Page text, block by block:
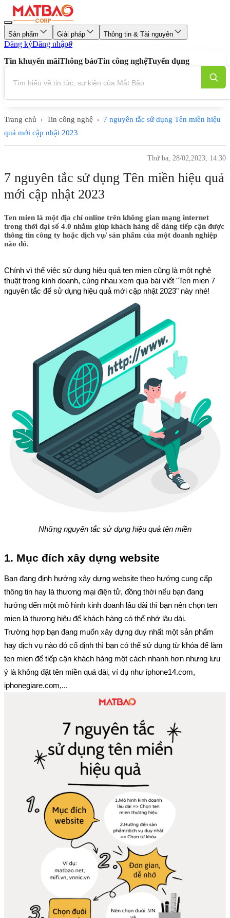
Sản phẩm Giải pháp Thông tin & Tài nguyên
Đăng kýĐăng nhập0
Tin khuyến mãiThông báoTin công nghệTuyển dụng
Trang chủ › Tin công nghệ ›
7 nguyên tắc sử dụng Tên miền hiệu
quả mới cập nhật 2023
Thứ ba, 28/02,2023, 14:30
7 nguyên tắc sử dụng Tên miền hiệu quả
mới cập nhật 2023
Ten mien là một địa chỉ online trên không gian mạng internet
trong thời đại số 4.0 nhằm giúp khách hàng dễ dàng tiếp cận được
thông tin công ty hoặc dịch vụ/ sản phẩm của một doanh nghiệp
nào đó.
Chính vì thế việc sử dụng hiệu quả ten mien cũng là một nghệ
thuật trong kinh doanh, cùng nhau xem qua bài viết "Ten mien 7
nguyên tắc để sử dụng hiệu quả mới cập nhật 2023" này nhé!
Những nguyên tắc sử dụng hiệu quả tên miền
1. Mục đích xây dựng website
Bạn đang định hướng xây dựng website theo hướng cung cấp
thông tin hay là thương mại điện tử, đồng thời nếu bạn đang
hướng đến một mô hình kinh doanh lâu dài thì bạn nên chọn ten
mien là thương hiệu để khách hàng có thể nhớ lâu dài.
Trường hợp bạn đang muốn xây dựng duy nhất một sản phẩm
hay dịch vụ nào đó cố định thì bạn có thể sử dụng từ khóa để làm
ten mien để tiếp cận khách hàng một cách nhanh hơn nhưng lưu
ý là không đặt tên miền quá dài, ví dụ như iphone14.com,
iphonegiare.com,...